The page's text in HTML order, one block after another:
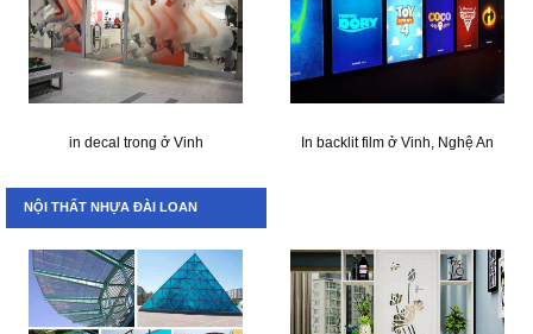
in decal trong ở Vinh In backlit film ở Vinh, Nghệ An
NỘI THẤT NHỰA ĐÀI LOAN